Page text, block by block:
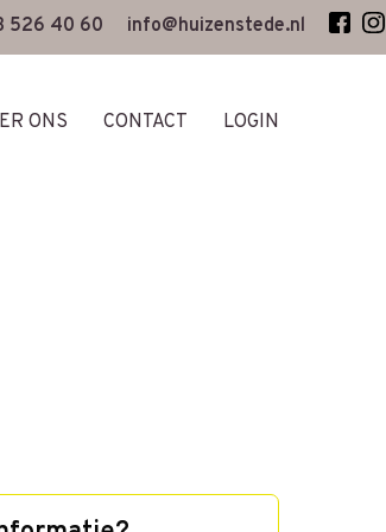
526 40 60 info@huizenstede.nl
ONS CONTACT LOGIN